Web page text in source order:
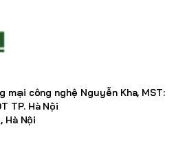
mại công nghệ Nguyễn Kha, MST:
TP. Hà Nội
Hà Nội